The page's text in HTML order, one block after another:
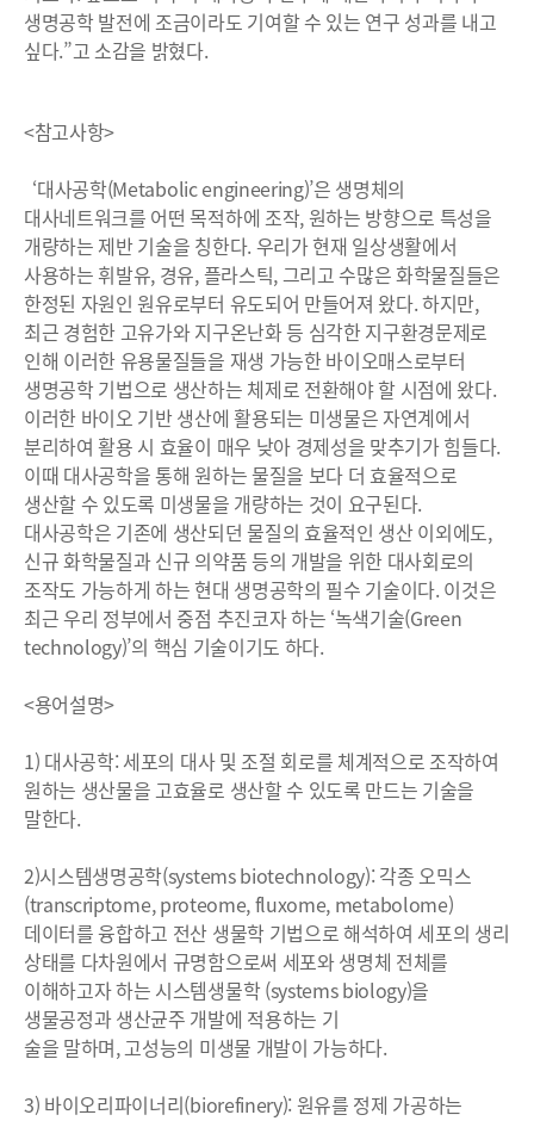
생명공학 발전에 조금이라도 기여할 수 있는 연구 성과를 내고
싶다.”고 소감을 밝혔다.
<참고사항>
‘대사공학(Metabolic engineering)’은 생명체의
대사네트워크를 어떤 목적하에 조작, 원하는 방향으로 특성을
개량하는 제반 기술을 칭한다. 우리가 현재 일상생활에서
사용하는 휘발유, 경유, 플라스틱, 그리고 수많은 화학물질들은
한정된 자원인 원유로부터 유도되어 만들어져 왔다. 하지만,
최근 경험한 고유가와 지구온난화 등 심각한 지구환경문제로
인해 이러한 유용물질들을 재생 가능한 바이오매스로부터
생명공학 기법으로 생산하는 체제로 전환해야 할 시점에 왔다.
이러한 바이오 기반 생산에 활용되는 미생물은 자연계에서
분리하여 활용 시 효율이 매우 낮아 경제성을 맞추기가 힘들다.
이때 대사공학을 통해 원하는 물질을 보다 더 효율적으로
생산할 수 있도록 미생물을 개량하는 것이 요구된다.
대사공학은 기존에 생산되던 물질의 효율적인 생산 이외에도,
신규 화학물질과 신규 의약품 등의 개발을 위한 대사회로의
조작도 가능하게 하는 현대 생명공학의 필수 기술이다. 이것은
최근 우리 정부에서 중점 추진코자 하는 ‘녹색기술(Green
technology)’의 핵심 기술이기도 하다.
<용어설명>
1) 대사공학: 세포의 대사 및 조절 회로를 체계적으로 조작하여
원하는 생산물을 고효율로 생산할 수 있도록 만드는 기술을
말한다.
2)시스템생명공학(systems biotechnology): 각종 오믹스
(transcriptome, proteome, fluxome, metabolome)
데이터를 융합하고 전산 생물학 기법으로 해석하여 세포의 생리
상태를 다차원에서 규명함으로써 세포와 생명체 전체를
이해하고자 하는 시스템생물학 (systems biology)을
생물공정과 생산균주 개발에 적용하는 기
술을 말하며, 고성능의 미생물 개발이 가능하다.
3) 바이오리파이너리(biorefinery): 원유를 정제 가공하는